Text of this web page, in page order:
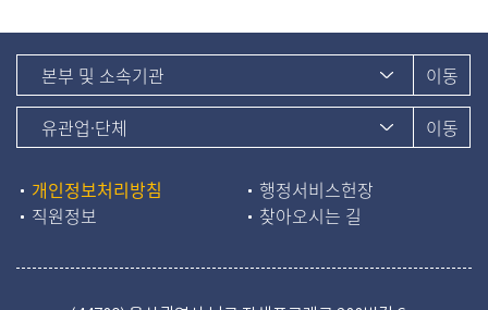
개인정보처리방침
행정서비스헌장
직원정보
찾아오시는 길